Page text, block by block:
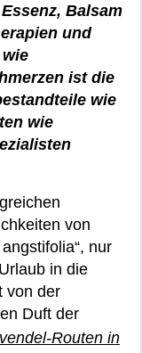
Balsam
und
ist die
wie
wie
von
nur
in die
von der
Duft der
Routen in